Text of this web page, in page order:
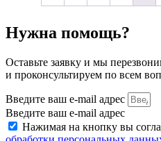
Нужна помощь?
Оставьте заявку и мы
и проконсультируем по всем
Введите ваш e-mail адрес
Введите ваш e-mail адрес
Нажимая на кнопку вы